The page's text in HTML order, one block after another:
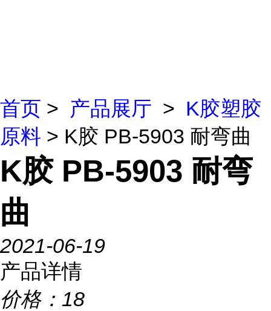
首页 > 产品展厅 > K胶塑胶
原料 > K胶 PB-5903 耐弯曲
K胶 PB-5903 耐弯
曲
2021-06-19
产品详情
价格： 18